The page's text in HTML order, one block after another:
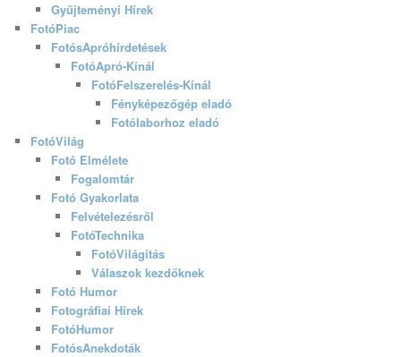
Gyűjteményi Hírek
FotóPiac
FotósApróhírdetések
FotóApró-Kínál
FotóFelszerelés-Kínál
Fényképezőgép eladó
Fotólaborhoz eladó
FotóVilág
Fotó Elmélete
Fogalomtár
Fotó Gyakorlata
Felvételezésről
FotóTechnika
FotóVilágítás
Válaszok kezdőknek
Fotó Humor
Fotográfiai Hírek
FotóHumor
FotósAnekdoták